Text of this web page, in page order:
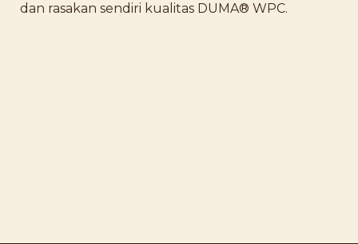
dan rasakan sendiri kualitas DUMA® WPC.